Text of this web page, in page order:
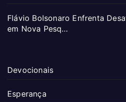
Flávio Bolsonaro Enfrenta
em Nova Pesq…
Devocionais
Esperança